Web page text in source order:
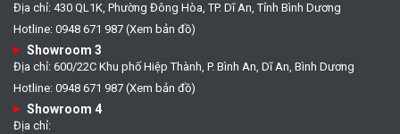
Địa chỉ: 430 QL1K, Phường Đông Hòa, TP. Dĩ An, Tỉnh Bình Dương
Hotline: 0948 671 987 (Xem bản đồ)
Showroom 3
Địa chỉ: 600/22C Khu phố Hiệp Thành, P. Bình An, Dĩ An, Bình Dương
Hotline: 0948 671 987 (Xem bản đồ)
Showroom 4
Địa chỉ: